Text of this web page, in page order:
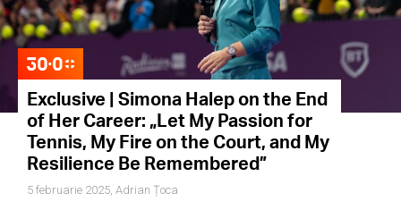
Exclusive | Simona Halep on the End
of Her Career: „Let My Passion for
Tennis, My Fire on the Court, and My
Resilience Be Remembered”
5 februarie 2025, Adrian Țoca